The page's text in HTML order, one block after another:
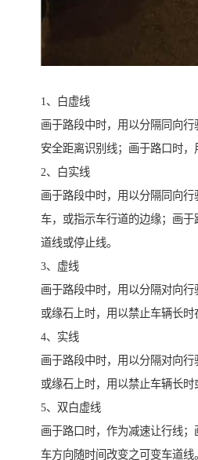
1、白虚线
画于路段中时，用以分隔同向
安全距离识别线；画于路口时，
2、白实线
画于路段中时，用以分隔同向
车，或指示车行道的边缘；画
道线或停止线。
3、虚线
画于路段中时，用以分隔对向行
或缘石上时，用以禁止车辆长时
4、实线
画于路段中时，用以分隔对向行
或缘石上时，用以禁止车辆长时
5、双白虚线
画于路口时，作为减速让行线
车方向随时间改变之可变车道线。